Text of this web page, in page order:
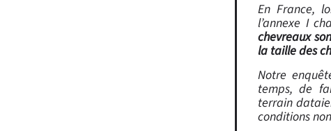
En France,
l’annexe I
chevreaux
la taille des
Notre
temps, de
terrain
conditions